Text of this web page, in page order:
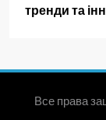
тренди та
Все права